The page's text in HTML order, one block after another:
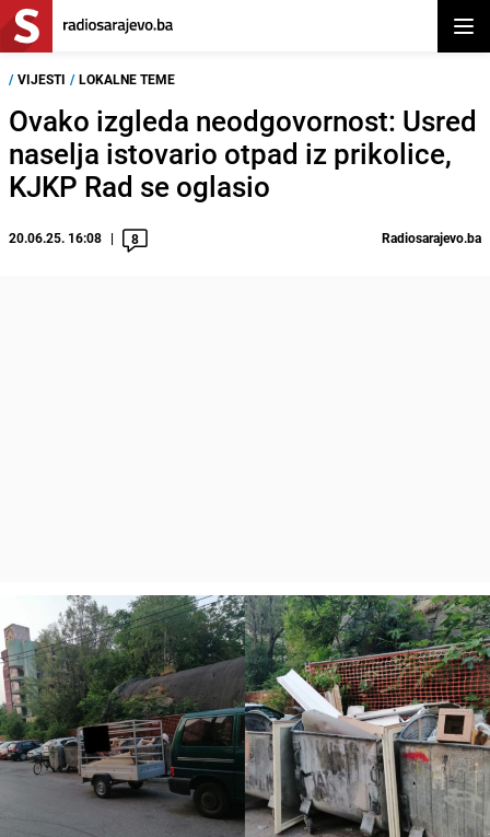
/ VIJESTI / LOKALNE TEME
Ovako izgleda neodgovornost: Usred
naselja istovario otpad iz prikolice,
KJKP Rad se oglasio
20.06.25. 16:08 8 Radiosarajevo.ba